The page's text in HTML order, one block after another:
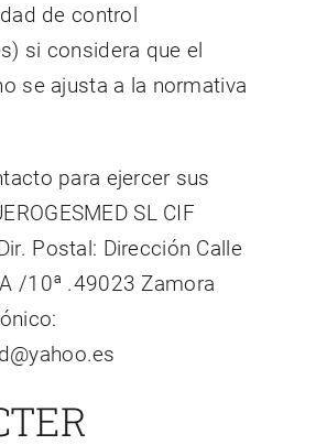
de control
si considera que el
se ajusta a la normativa
para ejercer sus
SL CIF
Postal: Dirección Calle
/10ª .49023 Zamora